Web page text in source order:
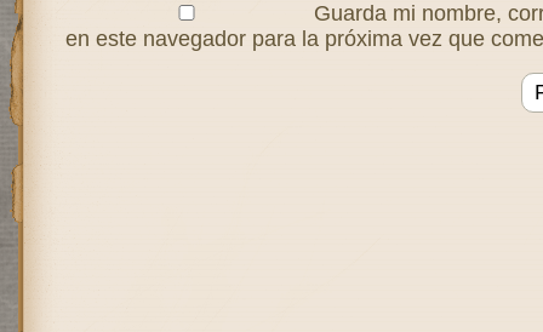
Guarda mi nombre,
en este navegador para la próxima vez que